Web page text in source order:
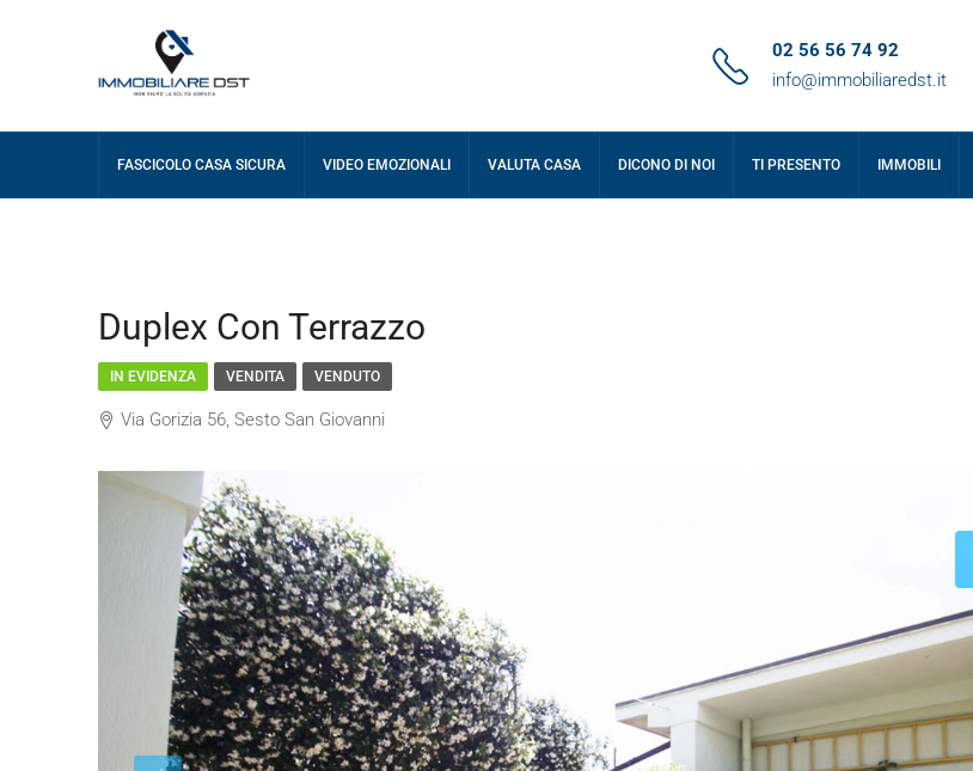
02 56 56 74 92
info@immobiliaredst.it
FASCICOLO CASA SICURA VIDEO EMOZIONALI VALUTA CASA DICONO DI NOI TI PRESENTO IMMOBILI
Duplex Con Terrazzo
IN EVIDENZA VENDITA VENDUTO
Via Gorizia 56, Sesto San Giovanni